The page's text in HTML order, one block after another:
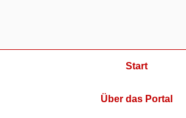
Start
Über das Portal